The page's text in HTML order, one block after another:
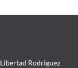
Rodriguez